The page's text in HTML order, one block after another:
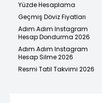
Yüzde Hesaplama
Geçmiş Döviz Fiyatları
Adım Adım Instagram
Hesap Dondurma 2026
Adım Adım Instagram
Hesap Silme 2026
Resmi Tatil Takvimi 2026